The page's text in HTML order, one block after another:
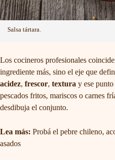
Salsa tártara.
Los cocineros profesionales
ingrediente más, sino el eje que
acidez, frescor, textura y ese
pescados fritos, mariscos o carnes
desdibuja el conjunto.
Lea más: Probá el pebre chileno,
asados